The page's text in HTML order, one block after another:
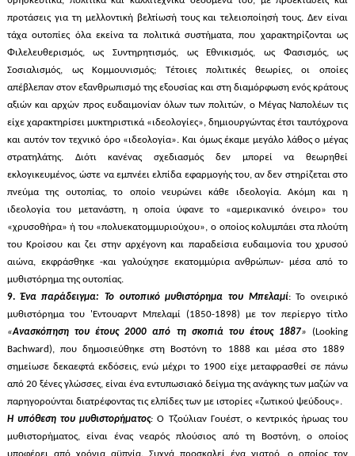
προτάσεις για τη μελλοντική βελτίωσή τους και τελειοποίησή τους. Δεν είναι
τάχα ουτοπίες όλα εκείνα τα πολιτικά συστήματα, που χαρακτηρίζονται ως
Φιλελευθερισμός, ως Συντηρητισμός, ως Εθνικισμός, ως Φασισμός, ως
Σοσιαλισμός, ως Κομμουνισμός; Τέτοιες πολιτικές θεωρίες, οι οποίες
απέβλεπαν στον εξανθρωπισμό της εξουσίας και στη διαμόρφωση ενός κράτους
αξιών και αρχών προς ευδαιμονίαν όλων των πολιτών, ο Μέγας Ναπολέων τις
είχε χαρακτηρίσει μυκτηριστικά «ιδεολογίες», δημιουργώντας έτσι ταυτόχρονα
και αυτόν τον τεχνικό όρο «ιδεολογία». Και όμως έκαμε μεγάλο λάθος ο μέγας
στρατηλάτης. Διότι κανένας σχεδιασμός δεν μπορεί να θεωρηθεί
εκλογικευμένος, ώστε να εμπνέει ελπίδα εφαρμογής του, αν δεν στηρίζεται στο
πνεύμα της ουτοπίας, το οποίο νευρώνει κάθε ιδεολογία. Ακόμη και η
ιδεολογία του μετανάστη, η οποία ύφανε το «αμερικανικό όνειρο» του
«χρυσοθήρα» ή του «πολυεκατομμυριούχου», ο οποίος κολυμπάει στα πλούτη
του Κροίσου και ζει στην αρχέγονη και παραδείσια ευδαιμονία του χρυσού
αιώνα, εκφράσθηκε -και γαλούχησε εκατομμύρια ανθρώπων- μέσα από το
μυθιστόρημα της ουτοπίας.
9.Ένα παράδειγμα: Το ουτοπικό μυθιστόρημα του Μπελαμί: Το ονειρικό
μυθιστόρημα του 'Εντουαρντ Μπελαμί (1850-1898) με τον περίεργο τίτλο
«Ανασκόπηση του έτους 2000 από τη σκοπιά του έτους 1887» ( Looking
Βachward ), που δημοσιεύθηκε στη Βοστόνη το 1888 και μέσα στο 1889
σημείωσε δεκαεφτά εκδόσεις, ενώ μέχρι το 1900 είχε μεταφρασθεί σε πάνω
από 20 ξένες γλώσσες, είναι ένα εντυπωσιακό δείγμα της ανάγκης των μαζών να
παρηγορούνται διατρέφοντας τις ελπίδες των με ιστορίες «ζωτικού ψεύδους».
Η υπόθεση του μυθιστορήματος:Ο Τζούλιαν Γουέστ, ο κεντρικός ήρωας του
μυθιστορήματος, είναι ένας νεαρός πλούσιος από τη Βοστόνη, ο οποίος